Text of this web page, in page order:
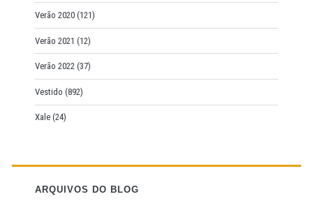
Verão 2020 (121)
Verão 2021 (12)
Verão 2022 (37)
Vestido (892)
Xale (24)
ARQUIVOS DO BLOG